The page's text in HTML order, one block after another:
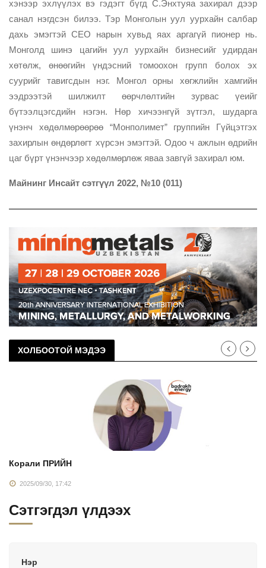
хэнээр эхлүүлэх вэ гэдэгт бүгд С.Энхтуяа захирал дээр
санал нэгдсэн билээ. Тэр Монголын уул уурхайн салбар
дахь эмэгтэй CEO нарын хувьд яах аргагүй пионер нь.
Монголд шинэ цагийн уул уурхайн бизнесийг удирдан
хөтөлж, өнөөгийн үндэсний томоохон групп болох эх
суурийг тавигсдын нэг. Монгол орны хөгжлийн хамгийн
ээдрээтэй шилжилт өөрчлөлтийн зурвас үеийг
бүтээлцэгсдийн нэгэн. Нөр хичээнгүй зүтгэл, шударга
үнэнч хөдөлмөрөөрөө “Монполимет” группийн Гүйцэтгэх
захирлын өндөрлөгт хүрсэн эмэгтэй. Одоо ч ажлын өдрийн
цаг бүрт үнэнчээр хөдөлмөрлөж яваа завгүй захирал юм.
Майнинг Инсайт сэтгүүл 2022, №10 (011)
ХОЛБООТОЙ МЭДЭЭ
Корали ПРИЙН
2025/09/30, 17:42
Сэтгэгдэл үлдээх
Нэр